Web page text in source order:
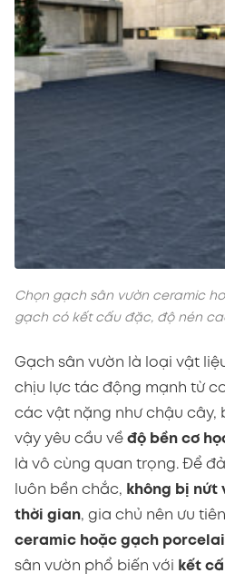
Chọn gạch sân vườn ceramic
gạch có kết cấu đặc, độ nén
Gạch sân vườn là loại vật
chịu lực tác động mạnh từ
các vật nặng như chậu cây,
vậy yêu cầu về độ bền cơ
là vô cùng quan trọng. Để
luôn bền chắc, không bị nứt
thời gian, gia chủ nên ưu
ceramic hoặc gạch
sân vườn phổ biến với kết